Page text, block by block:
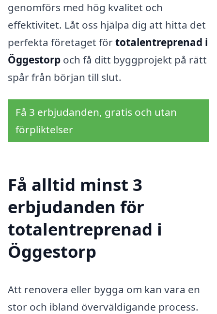
genomförs med hög kvalitet och
effektivitet. Låt oss hjälpa dig att hitta det
perfekta företaget förtotalentreprenad i
Öggestorp och få ditt byggprojekt på rätt
spår från början till slut.
Få 3 erbjudanden, gratis och utan
förpliktelser
Få alltid minst 3
erbjudanden för
totalentreprenad i
Öggestorp
Att renovera eller bygga om kan vara en
stor och ibland överväldigande process.